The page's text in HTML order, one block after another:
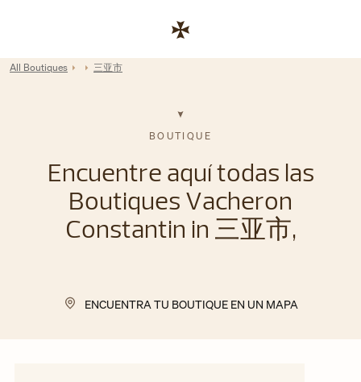
Enlace al sitio web corporativo
Return to Nav
All Boutiques 三亚市
BOUTIQUE
Encuentre aquí todas las
Boutiques Vacheron
Constantin in 三亚市,
ENCUENTRA TU BOUTIQUE EN UN MAPA